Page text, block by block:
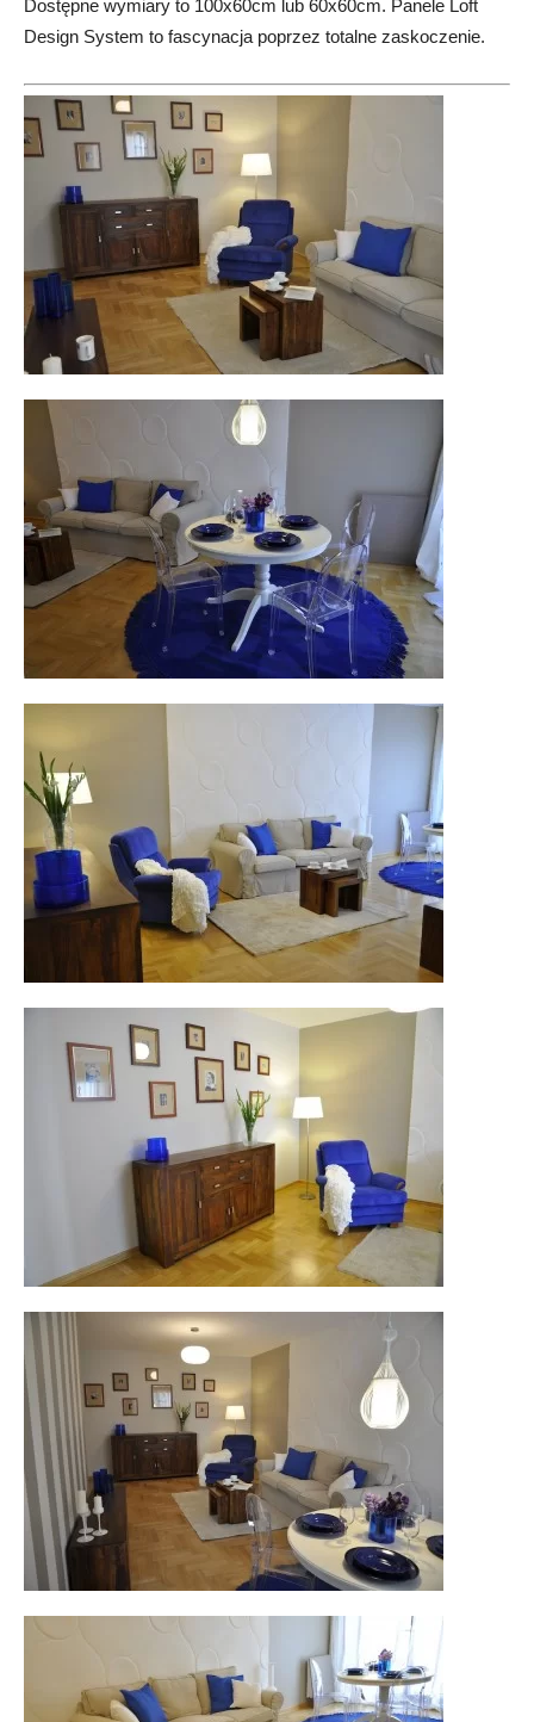
Dostępne wymiary to 100x60cm lub 60x60cm. Panele Loft
Design System to fascynacja poprzez totalne zaskoczenie.